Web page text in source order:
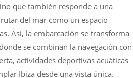
que también responde a una
del mar como un espacio
Así, la embarcación se transforma
se combinan la navegación con
actividades deportivas acuáticas
Ibiza desde una vista única.